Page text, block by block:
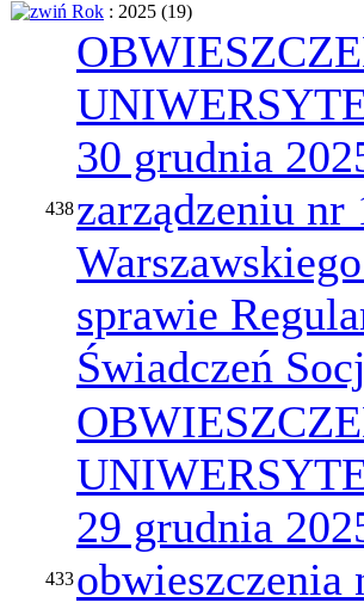
Rok : 2025 ‎(19)
438
30 grudnia
zarządzeniu
sprawie
Świadczeń
433
29 grudnia
obwieszczenia